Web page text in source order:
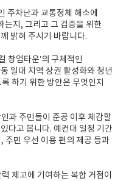
주차난과 교통정체 해소에
는지, 그리고 그 검증을 위한
밝혀 주시기 바랍니다.
창업타운’의 구체적인
일대 지역 상권 활성화와 청년
하기 위한 방안은 무엇인지
과 주민들이 준공 이후 체감할
다고 봅니다. 예컨대 일정 기간
주민 우선 이용 편의 제공 등과
제고에 기여하는 복합 거점이